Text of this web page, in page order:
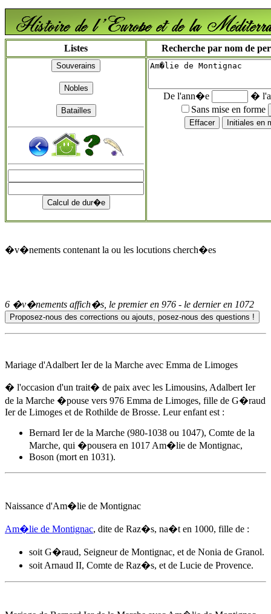
Listes Recherche par nom de
De l'ann�e
�
Sans mise en forme
�v�nements contenant la ou les locutions cherch�es
6 �v�nements affich�s, le premier en 976 - le dernier en 1072
Mariage d'Adalbert Ier de la Marche avec Emma de Limoges
� l'occasion d'un trait� de paix avec les Limousins, Adalbert Ier
de la Marche �pouse vers 976 Emma de Limoges, fille de G�raud
Ier de Limoges et de Rothilde de Brosse. Leur enfant est :
Bernard Ier de la Marche (980-1038 ou 1047), Comte de la
Marche, qui �pousera en 1017 Am�lie de Montignac,
Boson (mort en 1031).
Naissance d'Am�lie de Montignac
Am�lie de Montignac, dite de Raz�s, na�t en 1000, fille de :
soit G�raud, Seigneur de Montignac, et de Nonia de Granol.
soit Arnaud II, Comte de Raz�s, et de Lucie de Provence.